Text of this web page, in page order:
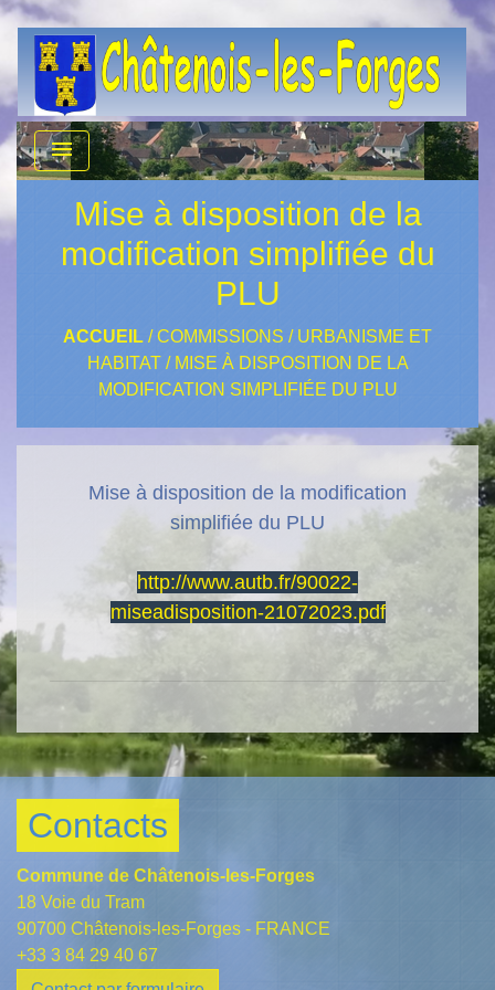
menu
Mise à disposition de la
modification simplifiée du
PLU
ACCUEIL /COMMISSIONS / URBANISME ET
HABITAT/ MISE À DISPOSITION DE LA
MODIFICATION SIMPLIFIÉE DU PLU
Mise à disposition de la modification
simplifiée du PLU
http://www.autb.fr/90022-
miseadisposition-21072023.pdf
Contacts
Commune de Châtenois-les-Forges
18 Voie du Tram
90700 Châtenois-les-Forges - FRANCE
+33 3 84 29 40 67